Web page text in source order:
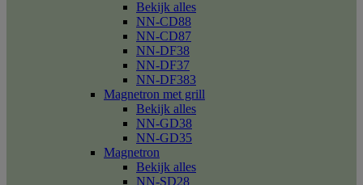
Bekijk alles
NN-CD88
NN-CD87
NN-DF38
NN-DF37
NN-DF383
Magnetron met grill
Bekijk alles
NN-GD38
NN-GD35
Magnetron
Bekijk alles
NN-SD28